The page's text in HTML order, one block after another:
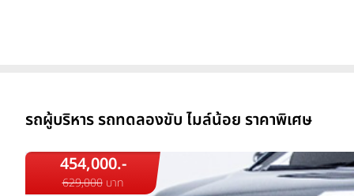
รถผู้บริหาร รถทดลองขับ ไมล์น้อย ราคาพิเศษ
454,000.-
629,000บาท